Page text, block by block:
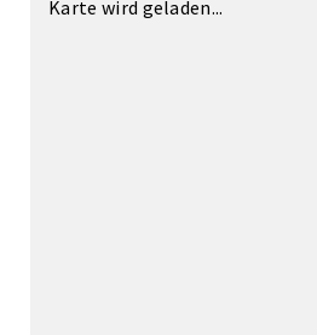
Karte wird geladen...